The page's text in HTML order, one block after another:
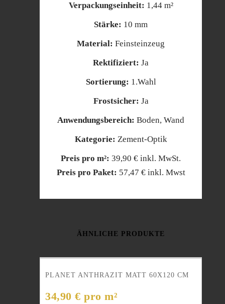
Verpackungseinheit: 1,44 m²
Stärke: 10 mm
Material: Feinsteinzeug
Rektifiziert: Ja
Sortierung: 1.Wahl
Frostsicher: Ja
Anwendungsbereich: Boden, Wand
Kategorie: Zement-Optik
Preis pro m²: 39,90 € inkl. MwSt.
Preis pro Paket: 57,47 € inkl. Mwst
ÄHNLICHE PRODUKTE
PLANET ANTHRAZIT MATT 60X120 CM
34,90 € pro m²